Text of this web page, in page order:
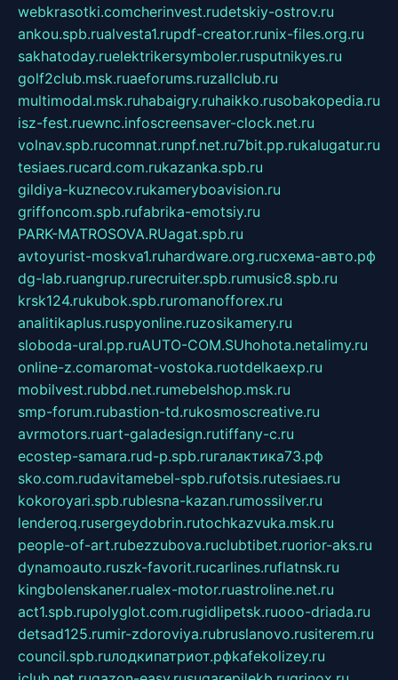
webkrasotki.comcherinvest.rudetskiy-ostrov.ru
ankou.spb.rualvesta1.rupdf-creator.runix-files.org.ru
sakhatoday.ruelektrikersymboler.rusputnikyes.ru
golf2club.msk.ruaeforums.ruzallclub.ru
multimodal.msk.ruhabaigry.ruhaikko.rusobakopedia.ru
isz-fest.ruewnc.infoscreensaver-clock.net.ru
volnav.spb.rucomnat.runpf.net.ru7bit.pp.rukalugatur.ru
tesiaes.rucard.com.rukazanka.spb.ru
gildiya-kuznecov.rukameryboavision.ru
griffoncom.spb.rufabrika-emotsiy.ru
PARK-MATROSOVA.RUagat.spb.ru
avtoyurist-moskva1.ruhardware.org.ruсхема-авто.рф
dg-lab.ruangrup.rurecruiter.spb.rumusic8.spb.ru
krsk124.rukubok.spb.ruromanofforex.ru
analitikaplus.ruspyonline.ruzosikamery.ru
sloboda-ural.pp.ruAUTO-COM.SUhohota.netalimy.ru
online-z.comaromat-vostoka.ruotdelkaexp.ru
mobilvest.rubbd.net.rumebelshop.msk.ru
smp-forum.rubastion-td.rukosmoscreative.ru
avrmotors.ruart-galadesign.rutiffany-c.ru
ecostep-samara.rud-p.spb.ruгалактика73.рф
sko.com.rudavitamebel-spb.rufotsis.rutesiaes.ru
kokoroyari.spb.rublesna-kazan.rumossilver.ru
lenderoq.rusergeydobrin.rutochkazvuka.msk.ru
people-of-art.rubezzubova.ruclubtibet.ruorior-aks.ru
dynamoauto.ruszk-favorit.rucarlines.ruflatnsk.ru
kingbolenskaner.rualex-motor.ruastroline.net.ru
act1.spb.rupolyglot.com.rugidlipetsk.ruooo-driada.ru
detsad125.rumir-zdoroviya.rubruslanovo.rusiterem.ru
council.spb.ruлодкипатриот.рфkafekolizey.ru